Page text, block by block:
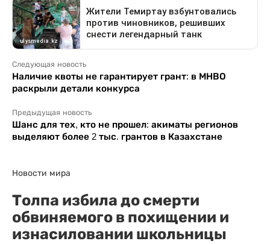
Следующая новость
Наличие квоты не гарантирует грант: в МНВО
раскрыли детали конкурса
Предыдущая новость
Шанс для тех, кто не прошел: акиматы регионов
выделяют более 2 тыс. грантов в Казахстане
Новости мира
Толпа избила до смерти
обвиняемого в похищении и
изнасиловании школьницы